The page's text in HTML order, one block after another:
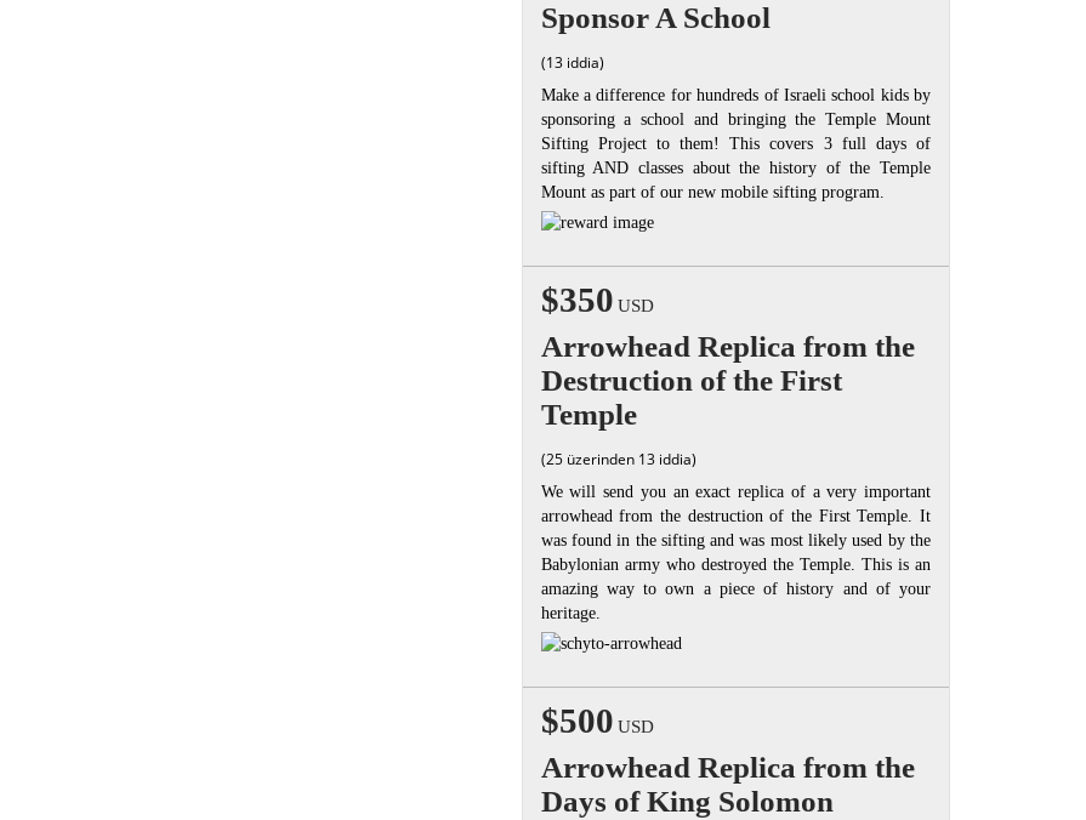
Sponsor A School
(13 iddia)
Make a difference for hundreds of Israeli school kids by
sponsoring a school and bringing the Temple Mount
Sifting Project to them! This covers 3 full days of
sifting AND classes about the history of the Temple
Mount as part of our new mobile sifting program.
$350 USD
Arrowhead Replica from the
Destruction of the First
Temple
(25 üzerinden 13 iddia)
We will send you an exact replica of a very important
arrowhead from the destruction of the First Temple. It
was found in the sifting and was most likely used by the
Babylonian army who destroyed the Temple. This is an
amazing way to own a piece of history and of your
heritage.
$500 USD
Arrowhead Replica from the
Days of King Solomon